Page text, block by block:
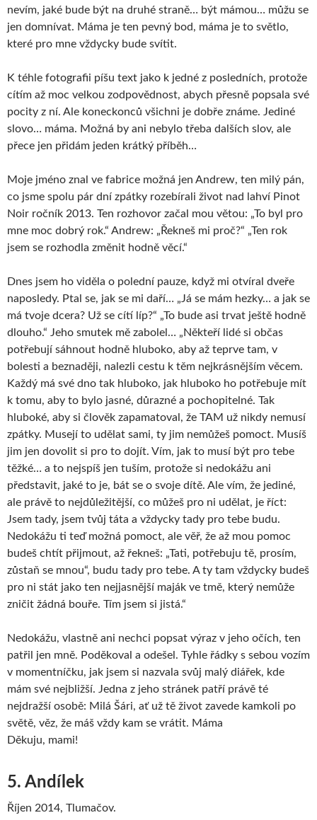
nevím, jaké bude být na druhé straně… být mámou… můžu se
jen domnívat. Máma je ten pevný bod, máma je to světlo,
které pro mne vždycky bude svítit.
K téhle fotografii píšu text jako k jedné z posledních, protože
cítím až moc velkou zodpovědnost, abych přesně popsala své
pocity z ní. Ale koneckonců všichni je dobře známe. Jediné
slovo… máma. Možná by ani nebylo třeba dalších slov, ale
přece jen přidám jeden krátký příběh…
Moje jméno znal ve fabrice možná jen Andrew, ten milý pán,
co jsme spolu pár dní zpátky rozebírali život nad lahví Pinot
Noir ročník 2013. Ten rozhovor začal mou větou: „To byl pro
mne moc dobrý rok.“ Andrew: „Řekneš mi proč?“ „Ten rok
jsem se rozhodla změnit hodně věcí.“
Dnes jsem ho viděla o polední pauze, když mi otvíral dveře
naposledy. Ptal se, jak se mi daří… „Já se mám hezky… a jak se
má tvoje dcera? Už se cítí líp?“ „To bude asi trvat ještě hodně
dlouho.“ Jeho smutek mě zabolel… „Někteří lidé si občas
potřebují sáhnout hodně hluboko, aby až teprve tam, v
bolesti a beznaději, nalezli cestu k těm nejkrásnějším věcem.
Každý má své dno tak hluboko, jak hluboko ho potřebuje mít
k tomu, aby to bylo jasné, důrazné a pochopitelné. Tak
hluboké, aby si člověk zapamatoval, že TAM už nikdy nemusí
zpátky. Musejí to udělat sami, ty jim nemůžeš pomoct. Musíš
jim jen dovolit si pro to dojít. Vím, jak to musí být pro tebe
těžké… a to nejspíš jen tuším, protože si nedokážu ani
představit, jaké to je, bát se o svoje dítě. Ale vím, že jediné,
ale právě to nejdůležitější, co můžeš pro ni udělat, je říct:
Jsem tady, jsem tvůj táta a vždycky tady pro tebe budu.
Nedokážu ti teď možná pomoct, ale věř, že až mou pomoc
budeš chtít přijmout, až řekneš: „Tati, potřebuju tě, prosím,
zůstaň se mnou“, budu tady pro tebe. A ty tam vždycky budeš
pro ni stát jako ten nejjasnější maják ve tmě, který nemůže
zničit žádná bouře. Tím jsem si jistá.“
Nedokážu, vlastně ani nechci popsat výraz v jeho očích, ten
patřil jen mně. Poděkoval a odešel. Tyhle řádky s sebou vozím
v momentníčku, jak jsem si nazvala svůj malý diářek, kde
mám své nejbližší. Jedna z jeho stránek patří právě té
nejdražší osobě: Milá Šári, ať už tě život zavede kamkoli po
světě, věz, že máš vždy kam se vrátit. Máma
Děkuju, mami!
5. Andílek
Říjen 2014, Tlumačov.